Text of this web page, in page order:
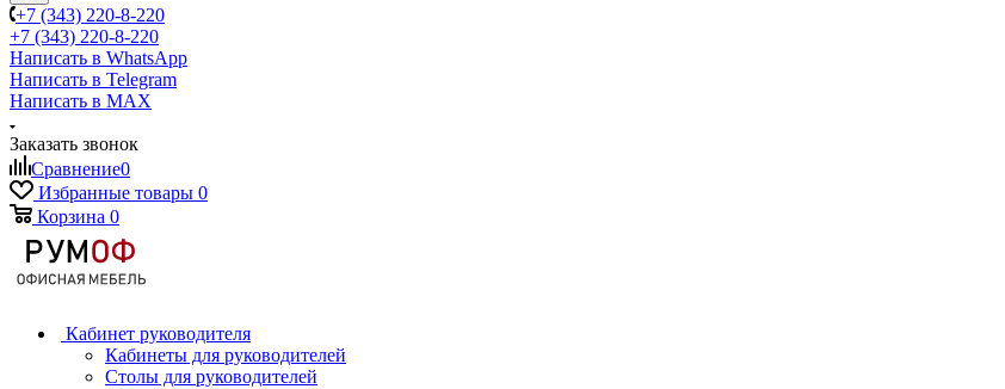
+7 (343) 220-8-220
+7 (343) 220-8-220
Написать в WhatsApp
Написать в Telegram
Написать в MAX
Заказать звонок
Сравнение0
Избранные товары 0
Корзина 0
Кабинет руководителя
Кабинеты для руководителей
Столы для руководителей